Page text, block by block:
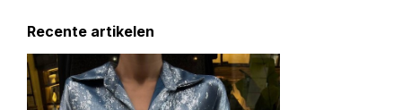
Recente artikelen